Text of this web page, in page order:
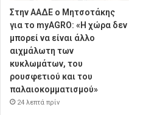
Στην ΑΑΔΕ ο Μητσοτάκης
για το myAGRO: «Η χώρα δεν
μπορεί να είναι άλλο
αιχμάλωτη των
κυκλωμάτων, του
ρουσφετιού και του
παλαιοκομματισμού»
24 λεπτά πρίν